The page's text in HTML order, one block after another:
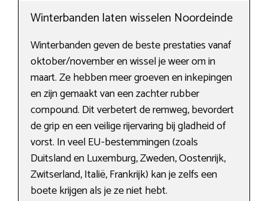
Winterbanden laten wisselen Noordeinde
Winterbanden geven de beste prestaties vanaf
oktober/november en wissel je weer om in
maart. Ze hebben meer groeven en inkepingen
en zijn gemaakt van een zachter rubber
compound. Dit verbetert de remweg, bevordert
de grip en een veilige rijervaring bij gladheid of
vorst. In veel EU-bestemmingen (zoals
Duitsland en Luxemburg, Zweden, Oostenrijk,
Zwitserland, Italië, Frankrijk) kan je zelfs een
boete krijgen als je ze niet hebt.